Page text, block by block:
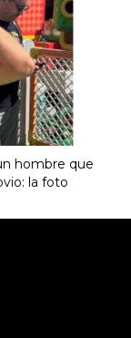
hombre que
la foto